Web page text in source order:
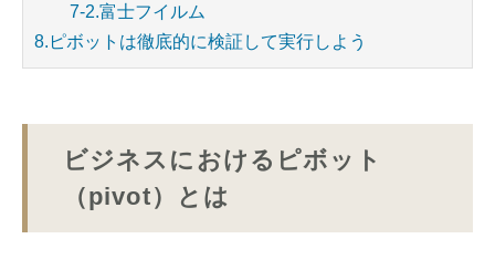
7-2.富士フイルム
8.ピボットは徹底的に検証して実行しよう
ビジネスにおけるピボット
（pivot）とは